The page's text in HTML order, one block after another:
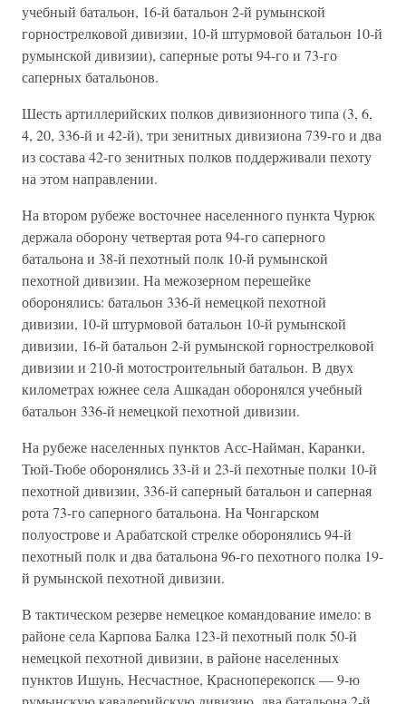
учебный батальон, 16-й батальон 2-й румынской
горнострелковой дивизии, 10-й штурмовой батальон 10-й
румынской дивизии), саперные роты 94-го и 73-го
саперных батальонов.
Шесть артиллерийских полков дивизионного типа (3, 6,
4, 20, 336-й и 42-й), три зенитных дивизиона 739-го и два
из состава 42-го зенитных полков поддерживали пехоту
на этом направлении.
На втором рубеже восточнее населенного пункта Чурюк
держала оборону четвертая рота 94-го саперного
батальона и 38-й пехотный полк 10-й румынской
пехотной дивизии. На межозерном перешейке
оборонялись: батальон 336-й немецкой пехотной
дивизии, 10-й штурмовой батальон 10-й румынской
дивизии, 16-й батальон 2-й румынской горнострелковой
дивизии и 210-й мотостроительный батальон. В двух
километрах южнее села Ашкадан оборонялся учебный
батальон 336-й немецкой пехотной дивизии.
На рубеже населенных пунктов Асс-Найман, Каранки,
Тюй-Тюбе оборонялись 33-й и 23-й пехотные полки 10-й
пехотной дивизии, 336-й саперный батальон и саперная
рота 73-го саперного батальона. На Чонгарском
полуострове и Арабатской стрелке оборонялись 94-й
пехотный полк и два батальона 96-го пехотного полка 19-
й румынской пехотной дивизии.
В тактическом резерве немецкое командование имело: в
районе села Карпова Балка 123-й пехотный полк 50-й
немецкой пехотной дивизии, в районе населенных
пунктов Ишунь, Несчастное, Красноперекопск — 9-ю